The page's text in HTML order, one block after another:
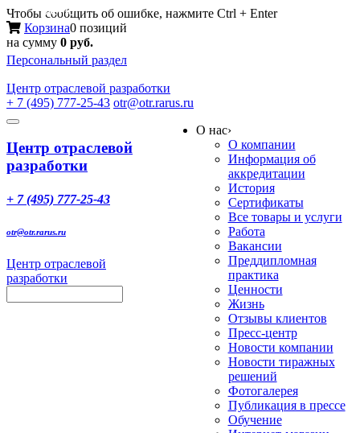
Чтобы сообщить об ошибке, нажмите Ctrl + Enter
Корзина0 позиций
на сумму 0 руб.
Персональный раздел
Центр отраслевой разработки
+ 7 (495) 777-25-43 otr@otr.rarus.ru
Toggle
Меню
Центр отраслевой
разработки
+ 7 (495) 777-25-43
otr@otr.rarus.ru
Центр отраслевой
разработки
О нас›
О компании
Информация об
аккредитации
История
Сертификаты
Все товары и услуги
Работа
Вакансии
Преддипломная
практика
Ценности
Жизнь
Отзывы клиентов
Пресс-центр
Новости компании
Новости тиражных
решений
Фотогалерея
Публикация в прессе
Обучение